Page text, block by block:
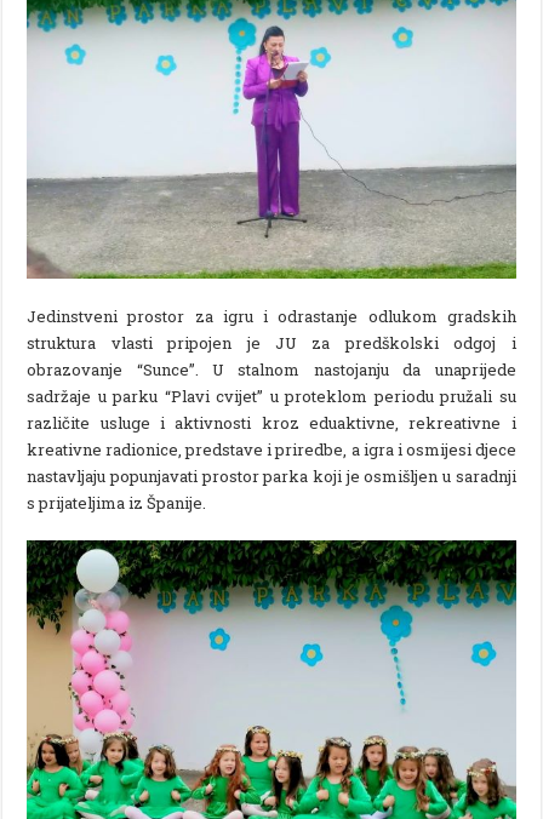
Jedinstveni prostor za igru i odrastanje odlukom gradskih
struktura vlasti pripojen je JU za predškolski odgoj i
obrazovanje “Sunce”. U stalnom nastojanju da unaprijede
sadržaje u parku “Plavi cvijet” u proteklom periodu pružali su
različite usluge i aktivnosti kroz eduaktivne, rekreativne i
kreativne radionice, predstave i priredbe, a igra i osmijesi djece
nastavljaju popunjavati prostor parka koji je osmišljen u saradnji
s prijateljima iz Španije.